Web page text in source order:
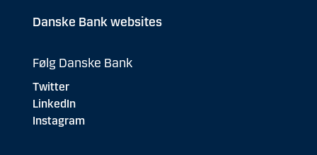
Danske Bank websites
Følg Danske Bank
Twitter
LinkedIn
Instagram